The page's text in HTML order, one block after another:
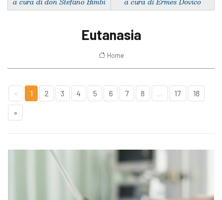
Eutanasia
Home
« 1 2 3 4 5 6 7 8 17 18
»